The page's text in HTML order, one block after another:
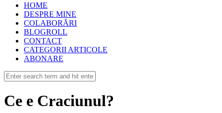
HOME
DESPRE MINE
COLABORĂRI
BLOGROLL
CONTACT
CATEGORII ARTICOLE
ABONARE
Ce e Craciunul?